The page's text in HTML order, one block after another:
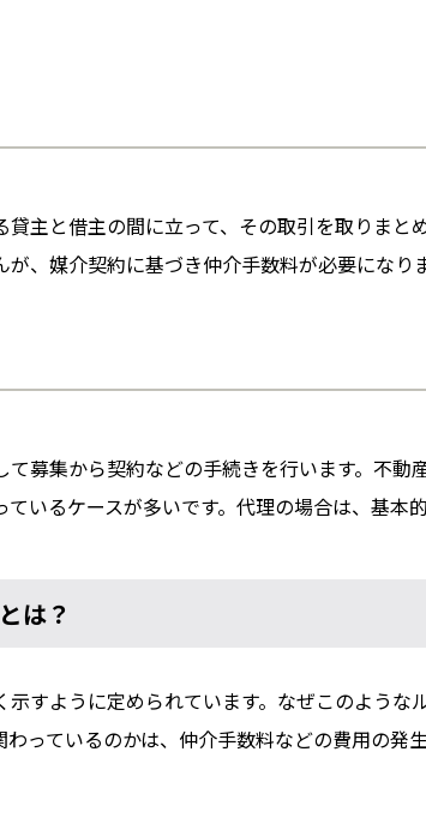
主と借主の間に立って、その取引を取りまと
、媒介契約に基づき仲介手数料が必要になりま
募集から契約などの手続きを行います。不動
いるケースが多いです。代理の場合は、基本
は？
すように定められています。なぜこのような
っているのかは、仲介手数料などの費用の発